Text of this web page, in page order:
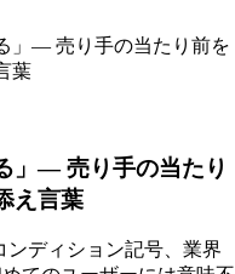
」— 売り手の当たり前を
葉
」— 売り手の当たり
え言葉
ンディション記号、業界